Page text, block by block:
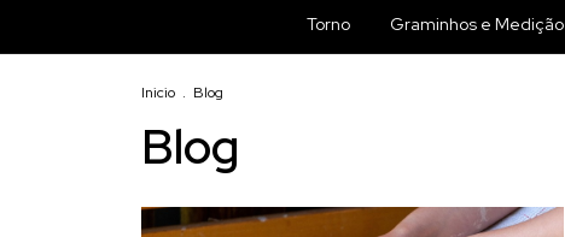
Torno Graminhos e Medição
Inicio . Blog
Blog